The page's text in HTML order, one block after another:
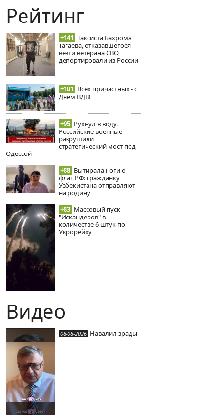
Рейтинг
+141 Таксиста Бахрома
Тагаева, отказавшегося
везти ветерана СВО,
депортировали из России
+101 Всех причастных - с
Днём ВДВ!
+95 Рухнул в воду.
Российские военные
разрушили
стратегический мост под
Одессой
+88 Вытирала ноги о
флаг РФ: гражданку
Узбекистана отправляют
на родину
+83 Массовый пуск
"Искандеров" в
количестве 6 штук по
Укрорейху
Видео
08-08-2026 Навалил зрады